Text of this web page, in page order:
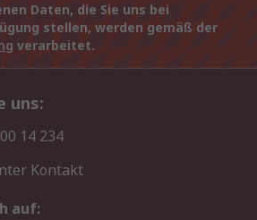
Daten, die Sie uns bei
stellen, werden gemäß der
verarbeitet.
uns:
14 234
Kontakt
auf: